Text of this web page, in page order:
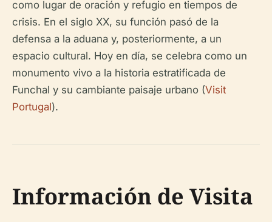
como lugar de oración y refugio en tiempos de
crisis. En el siglo XX, su función pasó de la
defensa a la aduana y, posteriormente, a un
espacio cultural. Hoy en día, se celebra como un
monumento vivo a la historia estratificada de
Funchal y su cambiante paisaje urbano (Visit
Portugal).
Información de Visita